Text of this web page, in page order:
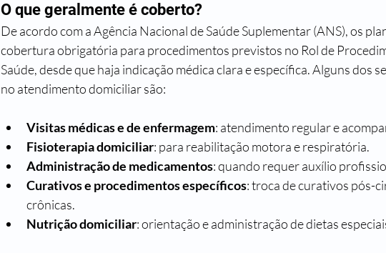
O que geralmente é coberto?
De acordo com a Agência Nacional de Saúde Suplementar (ANS), os
cobertura obrigatória para procedimentos previstos no Rol de
Saúde, desde que haja indicação médica clara e específica. Alguns dos
no atendimento domiciliar são:
Visitas médicas e de enfermagem: atendimento regular e
Fisioterapia domiciliar: para reabilitação motora e respiratória.
Administração de medicamentos: quando requer auxílio
Curativos e procedimentos específicos: troca de curativos pós-
crônicas.
Nutrição domiciliar: orientação e administração de dietas